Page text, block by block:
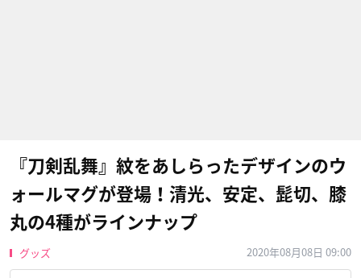
『刀剣乱舞』紋をあしらったデザインのウ
ォールマグが登場！清光、安定、髭切、膝
丸の4種がラインナップ
グッズ 2020年08月08日 09:00